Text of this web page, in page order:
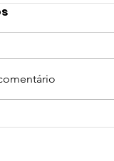
DE